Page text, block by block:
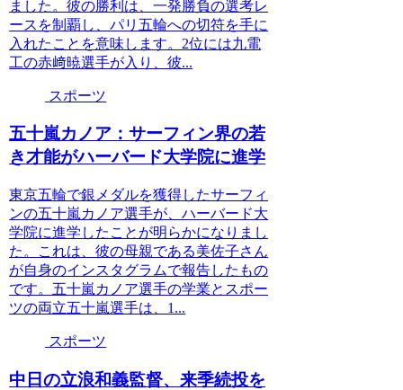
ました。彼の勝利は、一発勝負の選考レ
ースを制覇し、パリ五輪への切符を手に
入れたことを意味します。2位には九電
工の赤﨑暁選手が入り、彼...
スポーツ
五十嵐カノア：サーフィン界の若
き才能がハーバード大学院に進学
東京五輪で銀メダルを獲得したサーフィ
ンの五十嵐カノア選手が、ハーバード大
学院に進学したことが明らかになりまし
た。これは、彼の母親である美佐子さん
が自身のインスタグラムで報告したもの
です。五十嵐カノア選手の学業とスポー
ツの両立五十嵐選手は、1...
スポーツ
中日の立浪和義監督、来季続投を